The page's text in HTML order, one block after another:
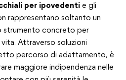
per ipovedenti e gli
rappresentano soltanto un
strumento concreto per
Attraverso soluzioni
percorso di adattamento, è
maggiore indipendenza nelle